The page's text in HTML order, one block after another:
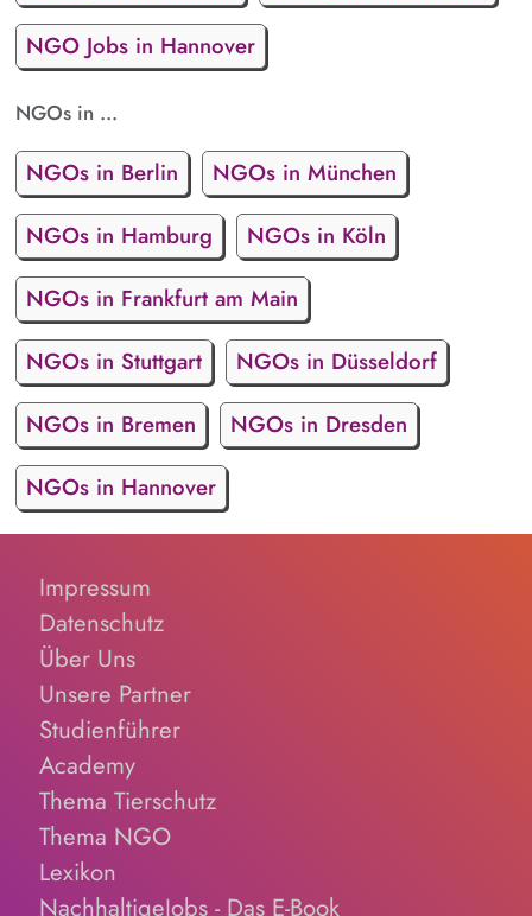
NGO Jobs in Hannover
NGOs in ...
NGOs in Berlin
NGOs in München
NGOs in Hamburg
NGOs in Köln
NGOs in Frankfurt am Main
NGOs in Stuttgart
NGOs in Düsseldorf
NGOs in Bremen
NGOs in Dresden
NGOs in Hannover
Impressum
Datenschutz
Über Uns
Unsere Partner
Studienführer
Academy
Thema Tierschutz
Thema NGO
Lexikon
NachhaltigeJobs - Das E-Book